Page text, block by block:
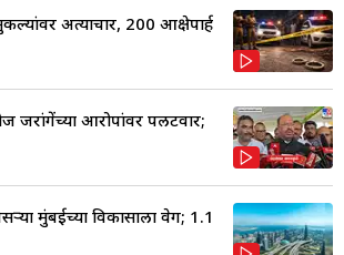
अत्याचार, 200 आक्षेपार्ह
जरांगेंच्या आरोपांवर पलटवार;
मुंबईच्या विकासाला वेग; 1.1